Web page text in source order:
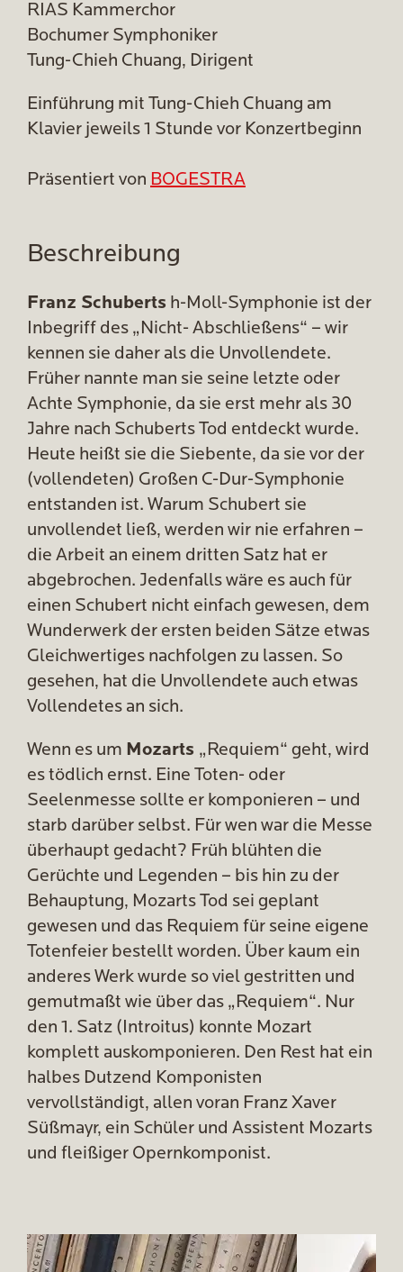
RIAS Kammerchor
Bochumer Symphoniker
Tung-Chieh Chuang, Dirigent
Einführung mit Tung-Chieh Chuang am
Klavier jeweils 1 Stunde vor Konzertbeginn
Präsentiert von BOGESTRA
Beschreibung
Franz Schuberts h-Moll-Symphonie ist der
Inbegriff des „Nicht- Abschließens“ – wir
kennen sie daher als die Unvollendete.
Früher nannte man sie seine letzte oder
Achte Symphonie, da sie erst mehr als 30
Jahre nach Schuberts Tod entdeckt wurde.
Heute heißt sie die Siebente, da sie vor der
(vollendeten) Großen C-Dur-Symphonie
entstanden ist. Warum Schubert sie
unvollendet ließ, werden wir nie erfahren –
die Arbeit an einem dritten Satz hat er
abgebrochen. Jedenfalls wäre es auch für
einen Schubert nicht einfach gewesen, dem
Wunderwerk der ersten beiden Sätze etwas
Gleichwertiges nachfolgen zu lassen. So
gesehen, hat die Unvollendete auch etwas
Vollendetes an sich.
Wenn es um Mozarts „Requiem“ geht, wird
es tödlich ernst. Eine Toten- oder
Seelenmesse sollte er komponieren – und
starb darüber selbst. Für wen war die Messe
überhaupt gedacht? Früh blühten die
Gerüchte und Legenden – bis hin zu der
Behauptung, Mozarts Tod sei geplant
gewesen und das Requiem für seine eigene
Totenfeier bestellt worden. Über kaum ein
anderes Werk wurde so viel gestritten und
gemutmaßt wie über das „Requiem“. Nur
den 1. Satz (Introitus) konnte Mozart
komplett auskomponieren. Den Rest hat ein
halbes Dutzend Komponisten
vervollständigt, allen voran Franz Xaver
Süßmayr, ein Schüler und Assistent Mozarts
und fleißiger Opernkomponist.